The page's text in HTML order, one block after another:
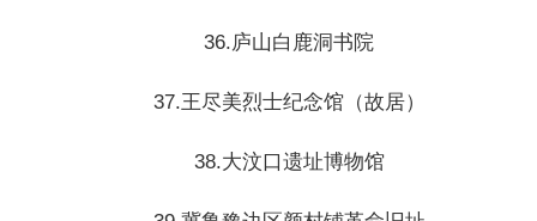
36.庐山白鹿洞书院
37.王尽美烈士纪念馆（故居）
38.大汶口遗址博物馆